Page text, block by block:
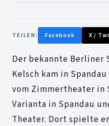
TEILEN: Facebook X /
Der bekannte Berliner
Kelsch kam in
vom Zimmertheater
Varianta in Spandau
Theater. Dort spielte